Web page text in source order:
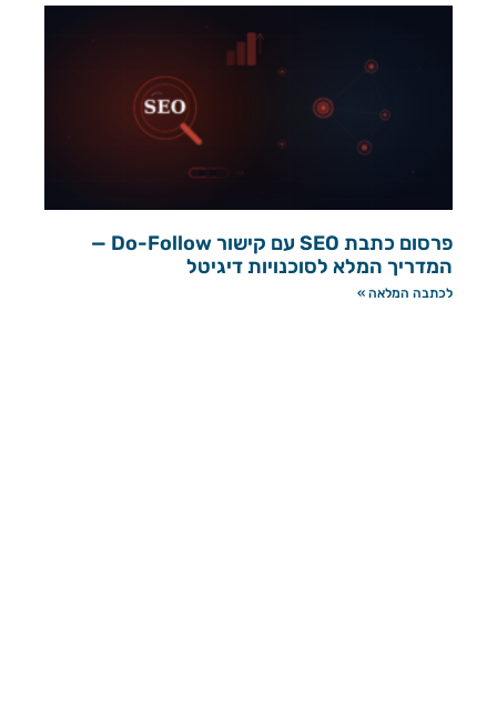
פרסום כתבת SEO עם קישור Do-Follow —
המדריך המלא לסוכנויות דיגיטל
לכתבה המלאה »